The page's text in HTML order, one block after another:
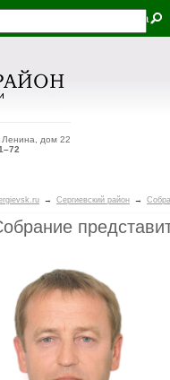
Ленина, дом 22
Карта
→ Сергиевский район →